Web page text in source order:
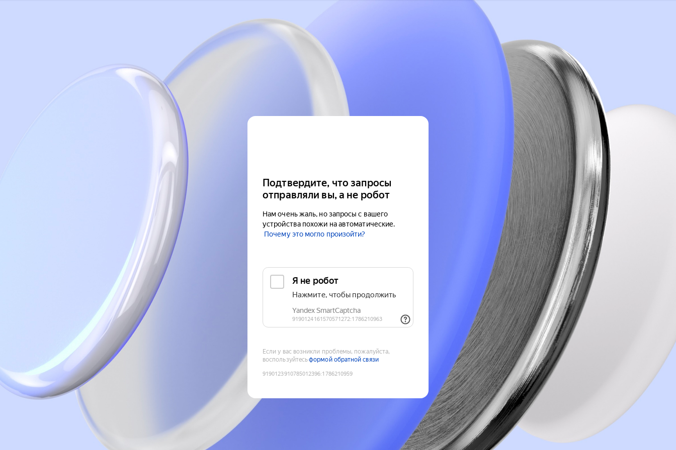
Подтвердите, что запросы
отправляли вы, а не робот
Нам очень жаль, но запросы с вашего
устройства похожи на автоматические.
Почему это могло произойти?
Если у вас возникли проблемы, пожалуйста,
воспользуйтесьформой обратной связи
9190123910785012396:1786210959